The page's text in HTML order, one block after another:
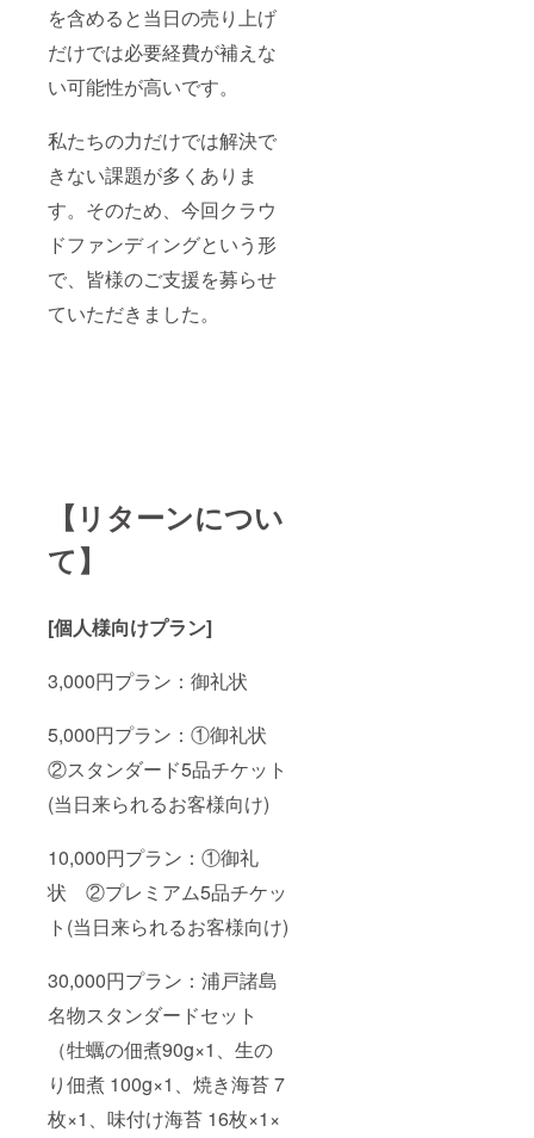
を含めると当日の売り上げ
だけでは必要経費が補えな
い可能性が高いです。
私たちの力だけでは解決で
きない課題が多くありま
す。そのため、今回クラウ
ドファンディングという形
で、皆様のご支援を募らせ
ていただきました。
【リターンについ
て】
[個人様向けプラン]
3,000円プラン：御礼状
5,000円プラン：①御礼状
②スタンダード5品チケット
(当日来られるお客様向け)
10,000円プラン：①御礼
状 ②プレミアム5品チケッ
ト(当日来られるお客様向け)
30,000円プラン：浦戸諸島
名物スタンダードセット
（牡蠣の佃煮90g×1、生の
り佃煮 100g×1、焼き海苔 7
枚×1、味付け海苔 16枚×1×